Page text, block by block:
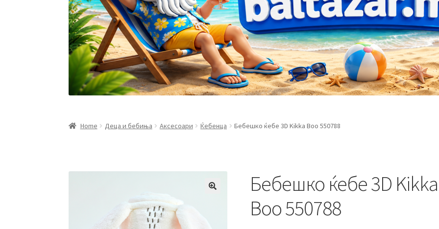
Home Деца и бебиња Аксесоари Ќебенца Бебешко ќебе 3D Kikka Воo 550788
Бебешко ќебе 3D Kikka
Воo 550788